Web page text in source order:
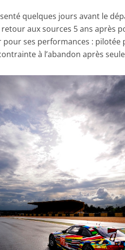
quelques jours avant le
retour aux sources 5 ans après
pour ses performances : pilotée
à l’abandon après